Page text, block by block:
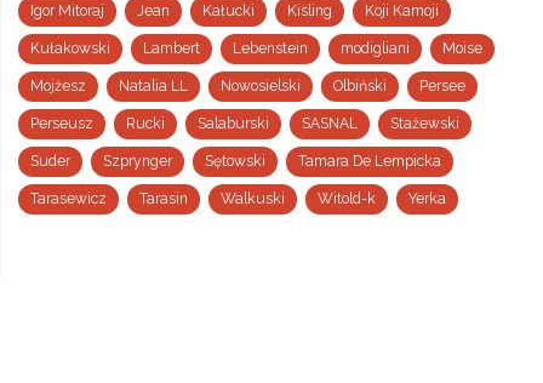
Igor Mitoraj Jean Kałucki Kisling Koji Kamoji
Kułakowski Lambert Lebenstein modigliani Moise
Mojżesz Natalia LL Nowosielski Olbiński Persee
Perseusz Rucki Salaburski SASNAL Stażewski
Suder Szprynger Sętowski Tamara De Lempicka
Tarasewicz Tarasin Walkuski Witold-k Yerka